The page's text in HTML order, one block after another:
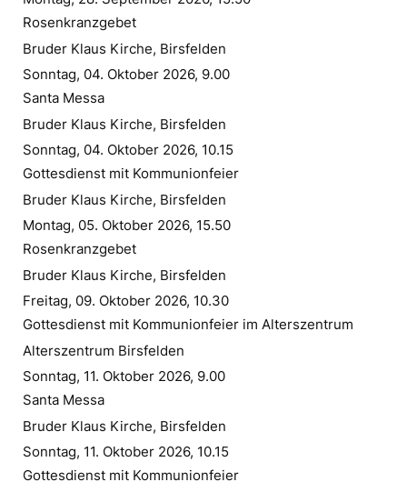
Rosenkranzgebet
Bruder Klaus Kirche, Birsfelden
Sonntag, 04. Oktober 2026, 9.00
Santa Messa
Bruder Klaus Kirche, Birsfelden
Sonntag, 04. Oktober 2026, 10.15
Gottesdienst mit Kommunionfeier
Bruder Klaus Kirche, Birsfelden
Montag, 05. Oktober 2026, 15.50
Rosenkranzgebet
Bruder Klaus Kirche, Birsfelden
Freitag, 09. Oktober 2026, 10.30
Gottesdienst mit Kommunionfeier im Alterszentrum
Alterszentrum Birsfelden
Sonntag, 11. Oktober 2026, 9.00
Santa Messa
Bruder Klaus Kirche, Birsfelden
Sonntag, 11. Oktober 2026, 10.15
Gottesdienst mit Kommunionfeier